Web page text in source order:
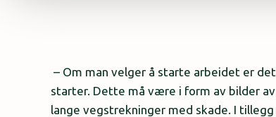
– Om man velger å starte arbeidet er
starter. Dette må være i form av bilder av
lange vegstrekninger med skade. I